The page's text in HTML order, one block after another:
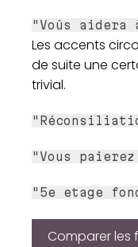
"Voûs aidera
Les accents
de suite une
trivial.
"Vous
"5e etage
Comparer les